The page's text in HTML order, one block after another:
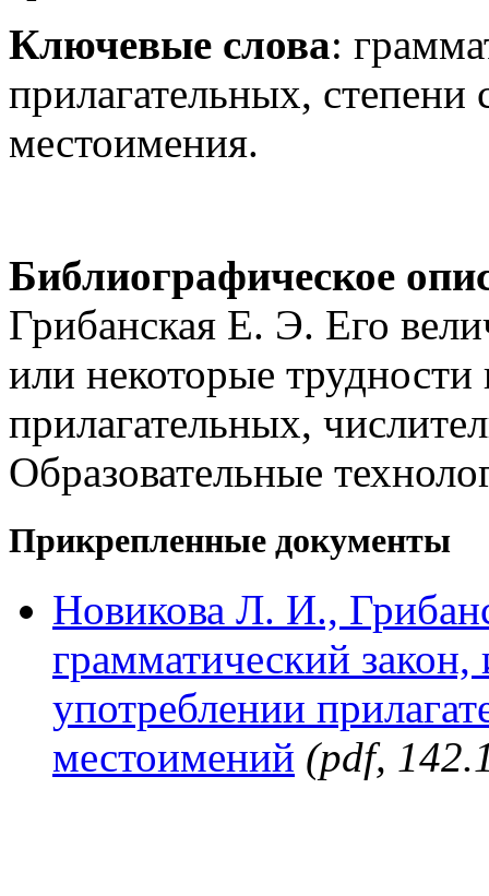
Ключевые слова:
прилагательных, степени
местоимения.
Библиографическое
Грибанская Е. Э. Его
или некоторые трудности
прилагательных,
Образовательные
Прикрепленные документы
Новикова Л. И.,
грамматический
употреблении
местоимений (pdf,